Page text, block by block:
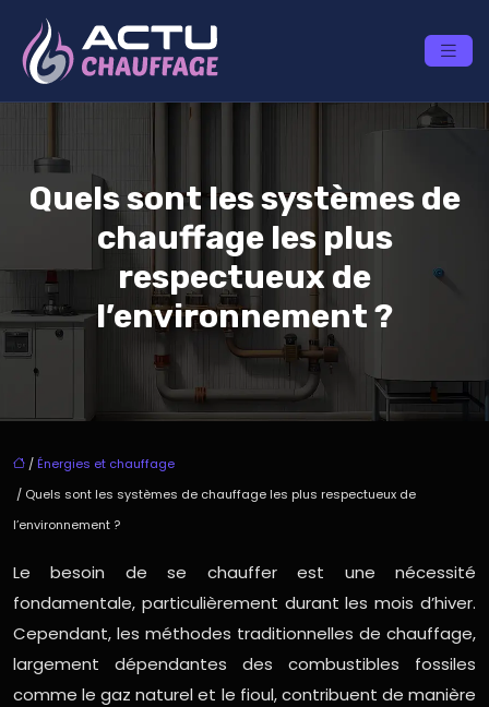
Quels sont les systèmes de
chauffage les plus
respectueux de
l’environnement ?
/ Énergies et chauffage
/ Quels sont les systèmes de chauffage les plus respectueux de
l’environnement ?
Le besoin de se chauffer est une nécessité
fondamentale, particulièrement durant les mois d’hiver.
Cependant, les méthodes traditionnelles de chauffage,
largement dépendantes des combustibles fossiles
comme le gaz naturel et le fioul, contribuent de manière